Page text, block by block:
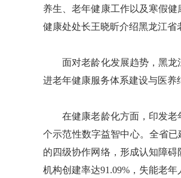
养生、老年健康工作以及寒假
健康处处长王晓昕介绍黑龙江省
面对老龄化发展趋势，黑龙
进老年健康服务体系建设与医养
在健康老龄化方面，印发老
个示范性数字益智中心。全省
的四级协作网络，形成认知障
机构创建率达91.09%，失能老年